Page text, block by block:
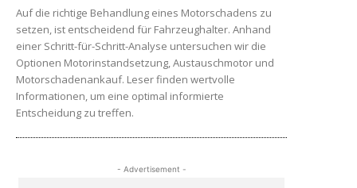
Auf die richtige Behandlung eines Motorschadens zu
setzen, ist entscheidend für Fahrzeughalter. Anhand
einer Schritt-für-Schritt-Analyse untersuchen wir die
Optionen Motorinstandsetzung, Austauschmotor und
Motorschadenankauf. Leser finden wertvolle
Informationen, um eine optimal informierte
Entscheidung zu treffen.
- Advertisement -